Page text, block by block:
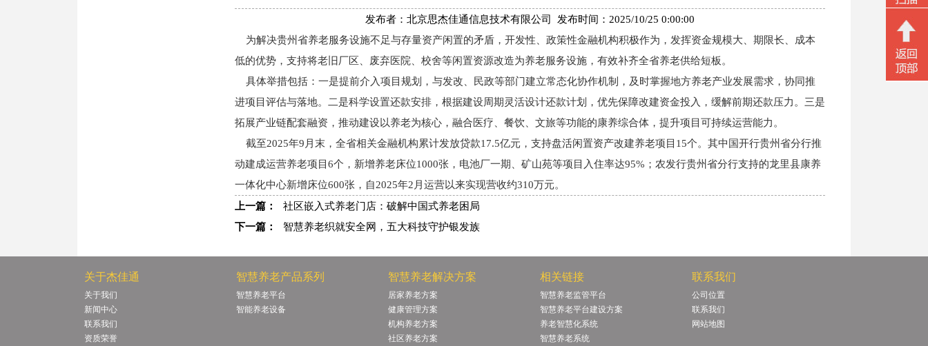
发布者：北京思杰佳通信息技术有限公司 发布时间：2025/10/25 0:00:00
为解决贵州省养老服务设施不足与存量资产闲置的矛盾，开发性、政策性金融机构积极作为，发挥资金规模大、期限长、成本
低的优势，支持将老旧厂区、废弃医院、校舍等闲置资源改造为养老服务设施，有效补齐全省养老供给短板。
具体举措包括：一是提前介入项目规划，与发改、民政等部门建立常态化协作机制，及时掌握地方养老产业发展需求，协同推
进项目评估与落地。二是科学设置还款安排，根据建设周期灵活设计还款计划，优先保障改建资金投入，缓解前期还款压力。三是
拓展产业链配套融资，推动建设以养老为核心，融合医疗、餐饮、文旅等功能的康养综合体，提升项目可持续运营能力。
截至2025年9月末，全省相关金融机构累计发放贷款17.5亿元，支持盘活闲置资产改建养老项目15个。其中国开行贵州省分行推
动建成运营养老项目6个，新增养老床位1000张，电池厂一期、矿山苑等项目入住率达95%；农发行贵州省分行支持的龙里县康养
一体化中心新增床位600张，自2025年2月运营以来实现营收约310万元。
上一篇：
社区嵌入式养老门店：破解中国式养老困局
下一篇：
智慧养老织就安全网，五大科技守护银发族
关于杰佳通
关于我们
新闻中心
联系我们
资质荣誉
智慧养老产品系列
智慧养老平台
智能养老设备
智慧养老解决方案
居家养老方案
健康管理方案
机构养老方案
社区养老方案
相关链接
智慧养老监管平台
智慧养老平台建设方案
养老智慧化系统
智慧养老系统
联系我们
公司位置
联系我们
网站地图